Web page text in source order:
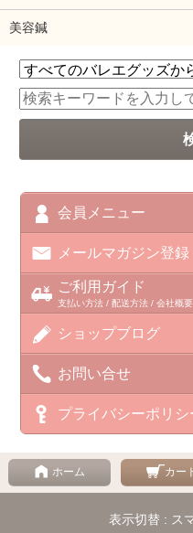
美容鍼
会員メニュー
メールマガジン登録
ご利用ガイド
支払い方法 / 配送方法 / 会社概要
ショップブログ
お問い合せ
プライバシーポリシ
ホーム カー
表示切替 : ス